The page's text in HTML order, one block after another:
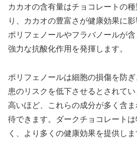
カカオの含有量はチョコレートの
り、カカオの豊富さが健康効果に
ポリフェノールやフラバノールが
強力な抗酸化作用を発揮します。
ポリフェノールは細胞の損傷を防
患のリスクを低下させるとされて
高いほど、これらの成分が多く含
待できます。ダークチョコレート
く、より多くの健康効果を提供しま